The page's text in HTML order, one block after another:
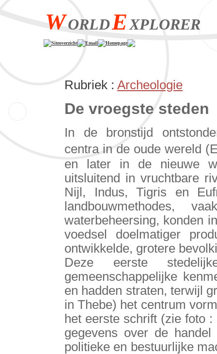
WORLDEXPLORER
Siteoverzicht Email Homepage
Rubriek : Archeologie
De vroegste steden
In de bronstijd
centra in de oude wereld
en later in de nieuwe
uitsluitend in vruchtbare
Nijl, Indus, Tigris en
landbouwmethodes,
waterbeheersing, konden
voedsel doelmatiger
ontwikkelde, grotere
Deze eerste
gemeenschappelijke
en hadden straten, terwijl
in Thebe) het centrum
het eerste schrift (zie foto
gegevens over de
politieke en bestuurlijke